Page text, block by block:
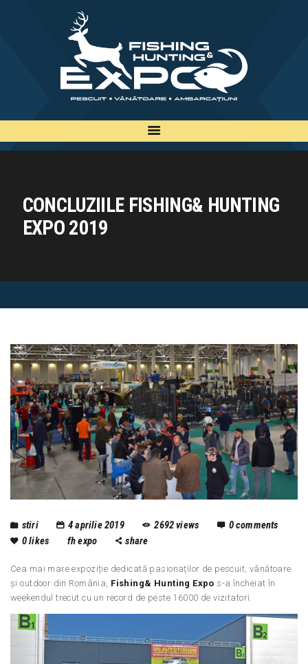
CONCLUZIILE FISHING& HUNTING
EXPO 2019
INFO
INSCRIERE
TARIFE
EDITII
CONTACT
EN
stiri 4 aprilie 2019 2692views 0comments
0likes fh expo share
Cea mai mare expoziție dedicată pasionaților de pescuit, vânătoare
și outdoor din România, Fishing& Hunting Expo s-a încheiat în
weekendul trecut cu un record de peste 16000 de vizitatori.